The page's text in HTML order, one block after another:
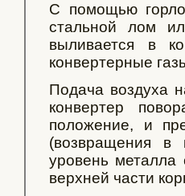
С помощью
стальной лом
выливается в
конвертерные
Подача воздуха
конвертер
положение, и
(возвращения в
уровень металла
верхней части